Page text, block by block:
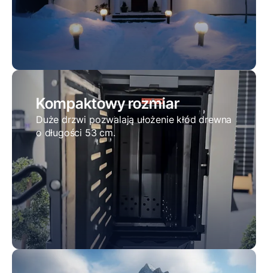
Kompaktowy rozmiar
Duże drzwi pozwalają ułożenie kłód drewna
o długości 53 cm.